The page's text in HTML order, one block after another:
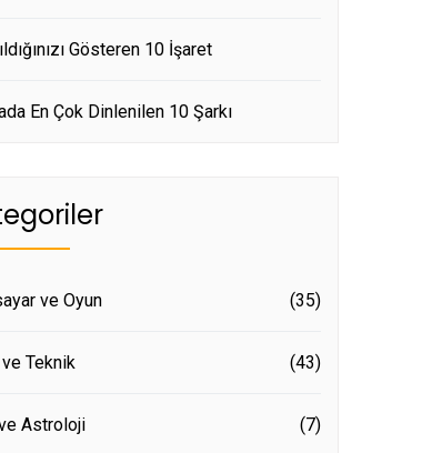
Gösteren 10 İşaret
En Çok Dinlenilen 10 Şarkı
ve Oyun (35)
Teknik (43)
Astroloji (7)